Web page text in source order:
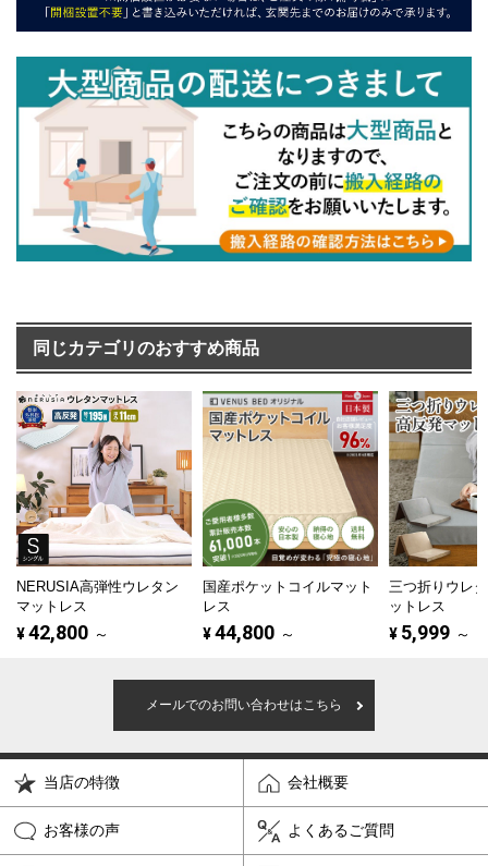
同じカテゴリのおすすめ商品
NERUSIA高弾性ウレタン
マットレス
¥42,800 ～
国産ポケットコイルマット
レス
¥44,800 ～
三つ折りウレ
ットレス
¥ 5,999 ～
メールでのお問い合わせはこちら
当店の特徴 会社概要
お客様の声 よくあるご質問